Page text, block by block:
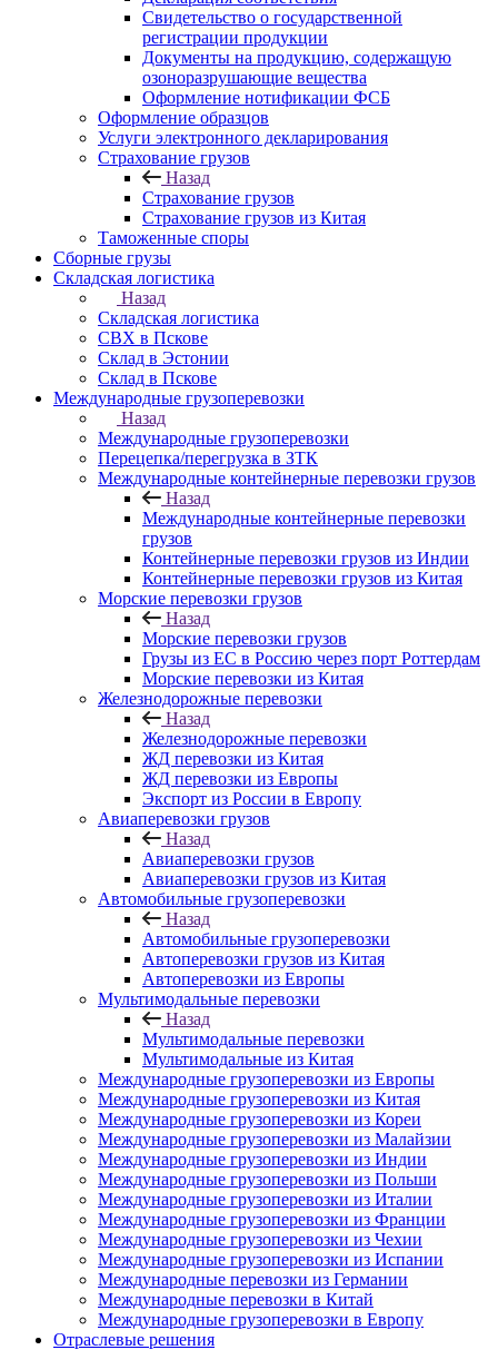
Свидетельство о государственной
регистрации продукции
Документы на продукцию, содержащую
озоноразрушающие вещества
Оформление нотификации ФСБ
Оформление образцов
Услуги электронного декларирования
Страхование грузов
Назад
Страхование грузов
Страхование грузов из Китая
Таможенные споры
Сборные грузы
Складская логистика
Назад
Складская логистика
СВХ в Пскове
Склад в Эстонии
Склад в Пскове
Международные грузоперевозки
Назад
Международные грузоперевозки
Перецепка/перегрузка в ЗТК
Международные контейнерные перевозки грузов
Назад
Международные контейнерные перевозки
грузов
Контейнерные перевозки грузов из Индии
Контейнерные перевозки грузов из Китая
Морские перевозки грузов
Назад
Морские перевозки грузов
Грузы из ЕС в Россию через порт Роттердам
Морские перевозки из Китая
Железнодорожные перевозки
Назад
Железнодорожные перевозки
ЖД перевозки из Китая
ЖД перевозки из Европы
Экспорт из России в Европу
Авиаперевозки грузов
Назад
Авиаперевозки грузов
Авиаперевозки грузов из Китая
Автомобильные грузоперевозки
Назад
Автомобильные грузоперевозки
Автоперевозки грузов из Китая
Автоперевозки из Европы
Мультимодальные перевозки
Назад
Мультимодальные перевозки
Мультимодальные из Китая
Международные грузоперевозки из Европы
Международные грузоперевозки из Китая
Международные грузоперевозки из Кореи
Международные грузоперевозки из Малайзии
Международные грузоперевозки из Индии
Международные грузоперевозки из Польши
Международные грузоперевозки из Италии
Международные грузоперевозки из Франции
Международные грузоперевозки из Чехии
Международные грузоперевозки из Испании
Международные перевозки из Германии
Международные перевозки в Китай
Международные грузоперевозки в Европу
Отраслевые решения